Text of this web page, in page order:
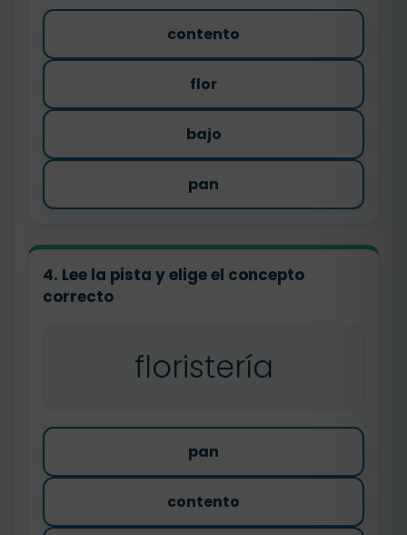
contento
flor
bajo
pan
4. Lee la pista y elige el concepto
correcto
floristería
pan
contento